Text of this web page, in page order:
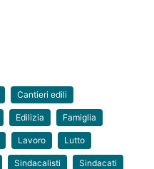
Cantieri edili
Edilizia Famiglia
Lavoro Lutto
Sindacalisti Sindacati